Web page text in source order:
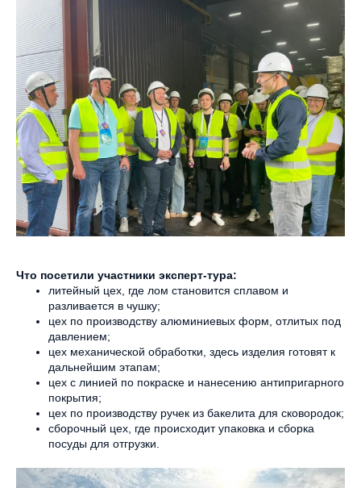
Что посетили участники эксперт-тура:
литейный цех, где лом становится сплавом и
разливается в чушку;
цех по производству алюминиевых форм, отлитых под
давлением;
цех механической обработки, здесь изделия готовят к
дальнейшим этапам;
цех с линией по покраске и нанесению антипригарного
покрытия;
цех по производству ручек из бакелита для сковородок;
сборочный цех, где происходит упаковка и сборка
посуды для отгрузки.